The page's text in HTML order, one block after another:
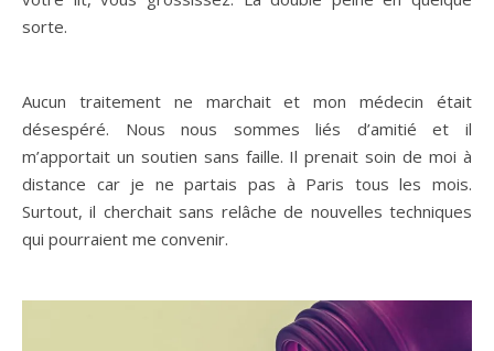
sorte.
Aucun traitement ne marchait et mon médecin était
désespéré. Nous nous sommes liés d’amitié et il
m’apportait un soutien sans faille. Il prenait soin de moi à
distance car je ne partais pas à Paris tous les mois.
Surtout, il cherchait sans relâche de nouvelles techniques
qui pourraient me convenir.